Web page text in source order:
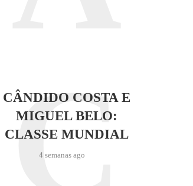
CÂNDIDO COSTA E
MIGUEL BELO:
CLASSE MUNDIAL
4 semanas ago
C